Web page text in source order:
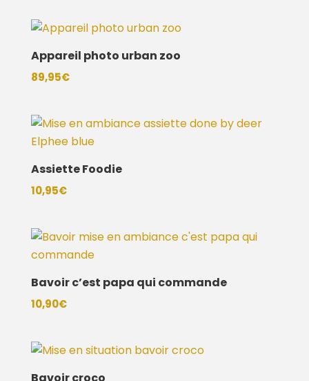
Appareil photo urban zoo
89,95€
Assiette Foodie
10,95€
Bavoir c’est papa qui commande
10,90€